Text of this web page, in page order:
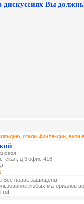
дискуссиях Вы
отели Финляндии, виза
д 3 офис 416
Все права защищены.
любых материалов